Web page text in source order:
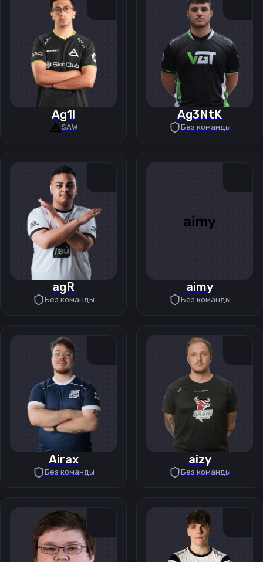
Ag1l
SAW
Ag3NtK
Без команды
agR
Без команды
aimy
Без команды
Airax
Без команды
aizy
Без команды